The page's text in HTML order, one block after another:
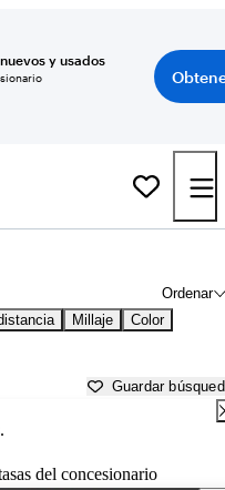
y usados
Ordenar
Millaje Color
Guardar
del concesionario